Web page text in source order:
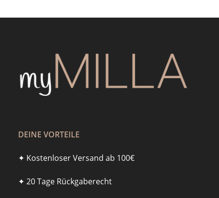
DEINE VORTEILE
✦ Kostenloser Versand ab 100€
✦ 20 Tage Rückgaberecht